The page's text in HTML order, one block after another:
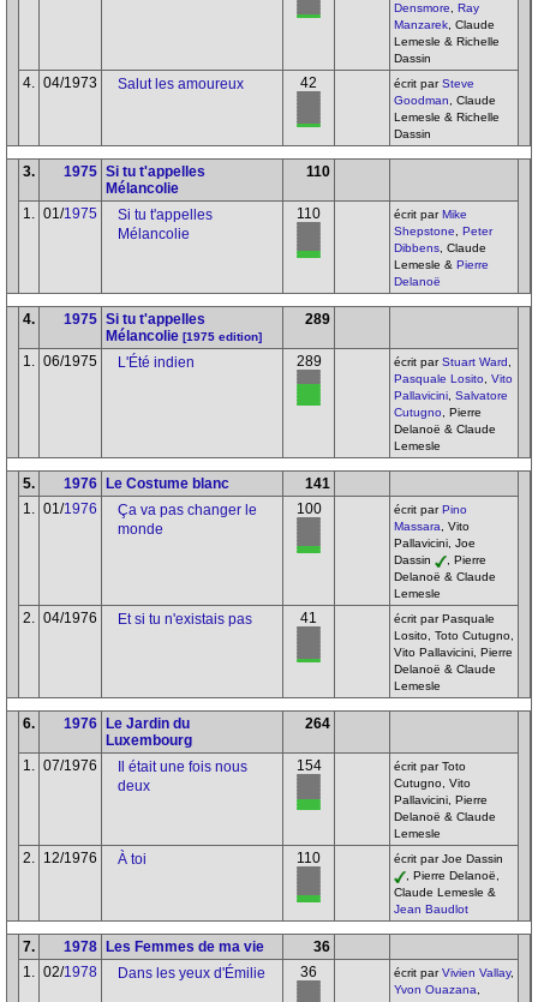
Densmore
Ray
Manzarek , Claude
Lemesle & Richelle
Dassin
4. 04/1973 Salut les amoureux 42 écrit parSteve
Goodman , Claude
Lemesle & Richelle
Dassin
3. 1975 Si tu t'appelles
Mélancolie
110
1. 01/1975
Si tu t'appelles
Mélancolie
110 écrit parMike
Shepstone
Peter
Dibbens , Claude
Lemesle & Pierre
Delanoë
4. 1975 Si tu t'appelles
Mélancolie [1975 edition]
289
1. 06/1975 L'Été indien 289 écrit parStuart Ward
Pasquale Losito
Vito
Pallavicini Salvatore
Cutugno , Pierre
Delanoë & Claude
Lemesle
5. 1976 Le Costume blanc
141
1. 01/1976
Ça va pas changer le
monde
100 écrit parPino
Massara , Vito
Pallavicini, Joe
Dassin
, Pierre
Delanoë & Claude
Lemesle
2. 04/1976 Et si tu n'existais pas 41
écrit par Pasquale
Losito, Toto Cutugno,
Vito Pallavicini, Pierre
Delanoë & Claude
Lemesle
6. 1976
Le Jardin du
Luxembourg
264
1. 07/1976
Il était une fois nous
deux
154
écrit par Toto
Cutugno, Vito
Pallavicini, Pierre
Delanoë & Claude
Lemesle
2. 12/1976 À toi 110
écrit par Joe Dassin
, Pierre Delanoë,
Claude Lemesle &
Jean Baudlot
7. 1978 Les Femmes de ma vie
36
1. 02/1978 Dans les yeux d'Émilie 36 écrit parVivien Vallay,
Yvon Ouazana